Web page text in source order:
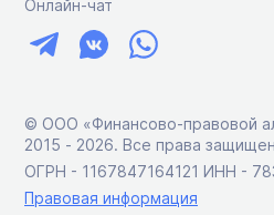
Онлайн-чат
© ООО «Финансово-правовой
2015 ‑ 2026. Все права
ОГРН - 1167847164121 ИНН -
Правовая информация